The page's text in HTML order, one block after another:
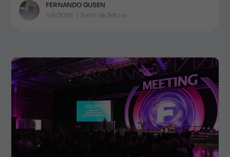
FERNANDO GUSEN
4/8/2026 | 5min de leitura